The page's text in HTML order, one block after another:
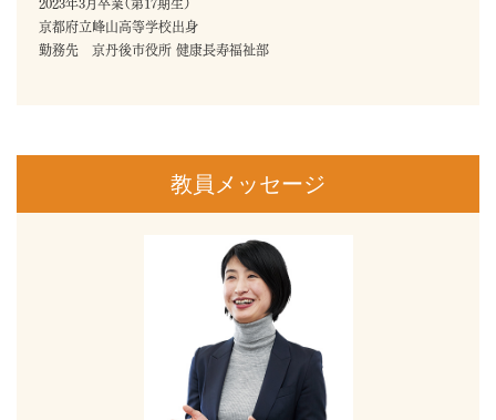
2023年3月卒業（第17期生）
京都府立峰山高等学校出身
勤務先 京丹後市役所 健康長寿福祉部
教員メッセージ